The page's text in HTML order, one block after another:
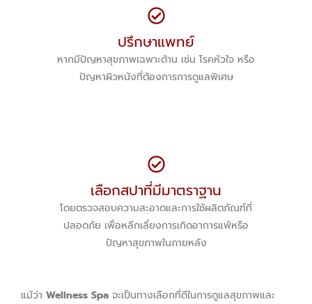
ปรึกษาแพทย์
หากมีปัญหาสุขภาพเฉพาะด้าน เช่น โรคหัวใจ หรือ
ปัญหาผิวหนังที่ต้องการการดูแลพิเศษ
เลือกสปาที่มีมาตราฐาน
โดยตรวจสอบความสะอาดและการใช้ผลิตภัณฑ์ที่
ปลอดภัย เพื่อหลีกเลี่ยงการเกิดอาการแพ้หรือ
ปัญหาสุขภาพในภายหลัง
แม้ว่า Wellness Spa จะเป็นทางเลือกที่ดีในการดูแลสุขภาพและ